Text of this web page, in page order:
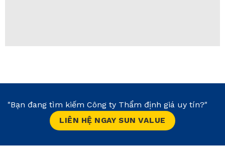
"Bạn đang tìm kiếm Công ty Thẩm định giá uy tín?"
LIÊN HỆ NGAY SUN VALUE